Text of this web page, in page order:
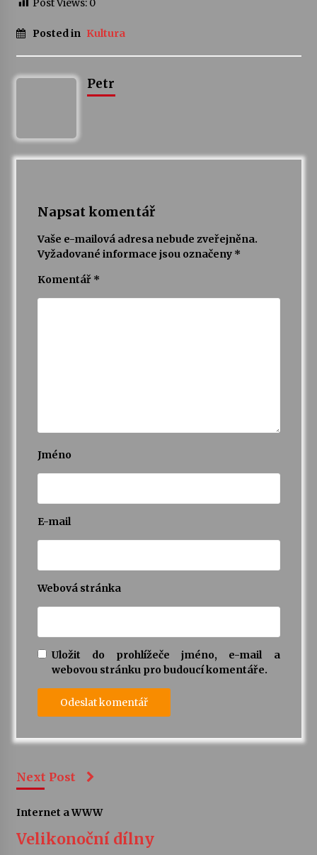
Votavžatský ploty
Letní koncerty ve Stromovce: Rufus Miller
Vysočinka
14. 7. 2026
odkaz Josefa Čapka
30. 6. 2026
Post Views: 0
Posted in Kultura
Petr
Napsat komentář
Vaše e-mailová adresa nebude zveřejněna.
Vyžadované informace jsou označeny *
Komentář *
Jméno
E-mail
Webová stránka
Uložit do prohlížeče jméno, e-mail a
webovou stránku pro budoucí komentáře.
Next Post
Internet a WWW
Velikonoční dílny